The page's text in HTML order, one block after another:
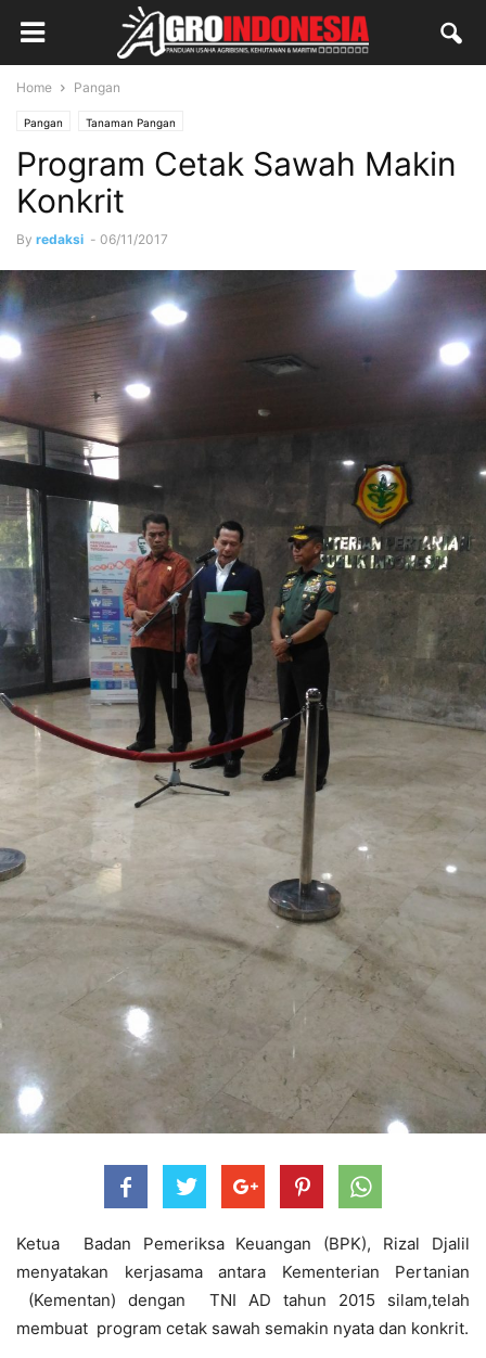
Home Pangan
Pangan Tanaman Pangan
Program Cetak Sawah Makin
Konkrit
By redaksi - 06/11/2017
Ketua Badan Pemeriksa Keuangan (BPK), Rizal Djalil
menyatakan kerjasama antara Kementerian Pertanian
(Kementan) dengan TNI AD tahun 2015 silam,telah
membuat program cetak sawah semakin nyata dan konkrit.